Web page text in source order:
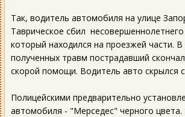
Так, водитель автомобиля на улице
Таврическое сбил
который находился на проезжей части. В
полученных травм пострадавший
скорой помощи. Водитель авто скрылся
Полицейскими предварительно
автомобиля - "Мерседес" черного